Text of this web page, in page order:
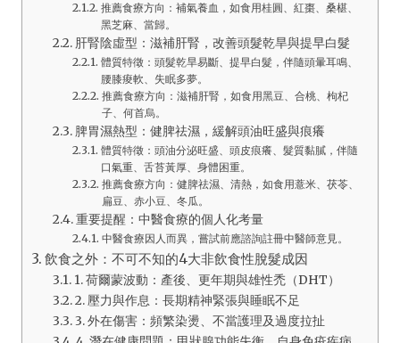
推薦食療方向：補氣養血，如食用桂圓、紅棗、桑椹、
黑芝麻、當歸。
肝腎陰虛型：滋補肝腎，改善頭髮乾旱與提早白髮
體質特徵：頭髮乾旱易斷、提早白髮，伴隨頭暈耳鳴、
腰膝痠軟、失眠多夢。
推薦食療方向：滋補肝腎，如食用黑豆、合桃、枸杞
子、何首烏。
脾胃濕熱型：健脾祛濕，緩解頭油旺盛與痕癢
體質特徵：頭油分泌旺盛、頭皮痕癢、髮質黏膩，伴隨
口氣重、舌苔黃厚、身體困重。
推薦食療方向：健脾祛濕、清熱，如食用薏米、茯苓、
扁豆、赤小豆、冬瓜。
重要提醒：中醫食療的個人化考量
中醫食療因人而異，嘗試前應諮詢註冊中醫師意見。
飲食之外：不可不知的4大非飲食性脫髮成因
1. 荷爾蒙波動：產後、更年期與雄性禿（DHT）
2. 壓力與作息：長期精神緊張與睡眠不足
3. 外在傷害：頻繁染燙、不當護理及過度拉扯